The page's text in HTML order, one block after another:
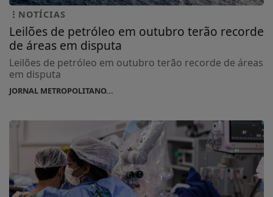
NOTÍCIAS
Leilões de petróleo em outubro terão recorde
de áreas em disputa
Leilões de petróleo em outubro terão recorde de áreas
em disputa
JORNAL METROPOLITANO...